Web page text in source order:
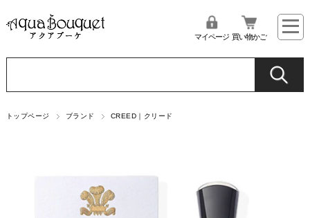
マイページ 買い物かご
トップページ ブランド CREED｜クリード